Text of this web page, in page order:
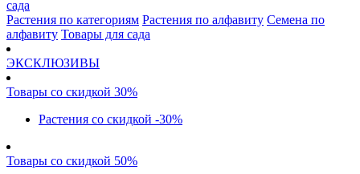
сада
Растения по категориям Растения по алфавиту Семена по
алфавиту Товары для сада
ЭКСКЛЮЗИВЫ
Товары со скидкой 30%
Растения со скидкой -30%
Товары со скидкой 50%